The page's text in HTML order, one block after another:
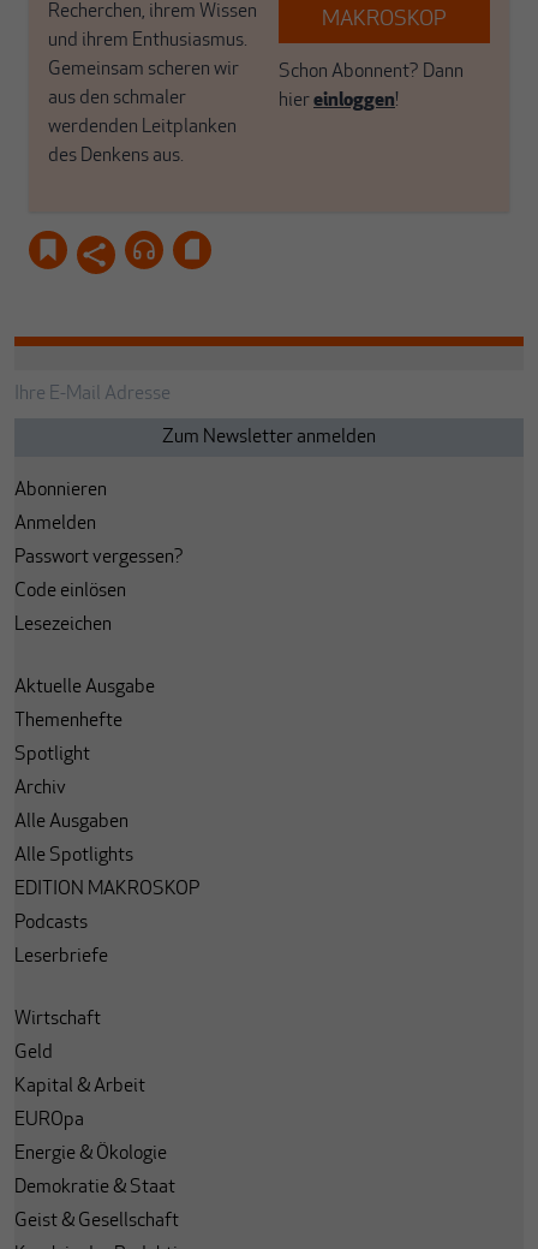
Recherchen, ihrem Wissen
und ihrem Enthusiasmus.
Gemeinsam scheren wir
aus den schmaler
werdenden Leitplanken
des Denkens aus.
MAKROSKOP
Schon Abonnent? Dann
hiereinloggen!
Abonnieren
Anmelden
Passwort vergessen?
Code einlösen
Lesezeichen
Aktuelle Ausgabe
Themenhefte
Spotlight
Archiv
Alle Ausgaben
Alle Spotlights
EDITION MAKROSKOP
Podcasts
Leserbriefe
Wirtschaft
Geld
Kapital & Arbeit
EUROpa
Energie & Ökologie
Demokratie & Staat
Geist & Gesellschaft